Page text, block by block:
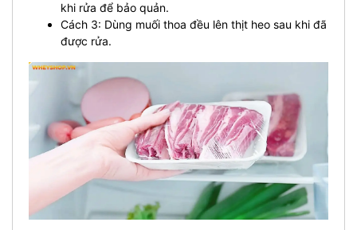
khi rửa để bảo quản.
Cách 3: Dùng muối thoa đều lên thịt heo sau khi đã
được rửa.